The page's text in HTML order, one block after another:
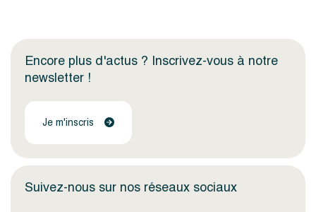
Encore plus d'actus ? Inscrivez-vous à notre
newsletter !
Je m'inscris
Suivez-nous sur nos réseaux sociaux